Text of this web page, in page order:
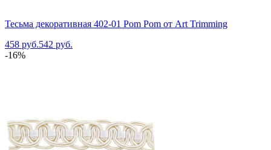
Тесьма декоративная 402-01 Pom Pom от Art Trimming
458 руб.542 руб.
-16%